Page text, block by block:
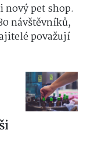
nový pet shop.
návštěvníků,
považují